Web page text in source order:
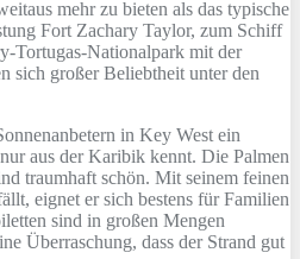
mehr zu bieten als das typische
Fort Zachary Taylor, zum Schiff
Tortugas-Nationalpark mit der
sich großer Beliebtheit unter den
in Key West ein
aus der Karibik kennt. Die Palmen
traumhaft schön. Mit seinem feinen
eignet er sich bestens für Familien
sind in großen Mengen
Überraschung, dass der Strand gut